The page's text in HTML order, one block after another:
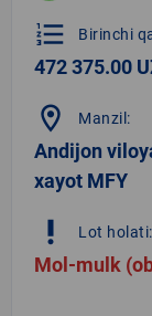
format_list_numbered Birinchi
472 375.00
location_on Manzil:
Andijon
xayot MFY
priority_high Lot holati:
Mol-mulk